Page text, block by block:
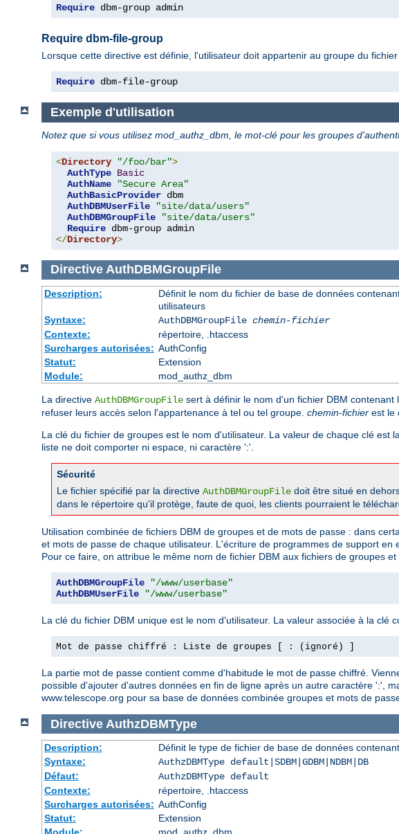
Require dbm-group admin
Require dbm-file-group
Lorsque cette directive est définie, l'utilisateur doit appartenir au groupe du
Require dbm-file-group
Exemple d'utilisation
Notez que si vous utilisez mod_authz_dbm, le mot-clé pour les groupes
<Directory "/foo/bar">
AuthType Basic
AuthName
"Secure Area"
AuthBasicProvider dbm
AuthDBMUserFile
"site/data/users"
AuthDBMGroupFile
"site/data/users"
Require
</Directory>
Directive AuthDBMGroupFile
Description:
Définit le nom du fichier de base de données
utilisateurs
Syntaxe:
AuthDBMGroupFile chemin-fichier
Contexte:
répertoire, .htaccess
Surcharges autorisées: AuthConfig
Statut:
Extension
Module:
mod_authz_dbm
La directive AuthDBMGroupFile sert à définir le nom d'un fichier DBM
refuser leurs accès selon l'appartenance à tel ou tel groupe. chemin-fichier est le
La clé du fichier de groupes est le nom d'utilisateur. La valeur de chaque clé
liste ne doit comporter ni espace, ni caractère ':'.
Sécurité
Le fichier spécifié par la directive AuthDBMGroupFile doit être situé en
dans le répertoire qu'il protège, faute de quoi, les clients pourraient le
Utilisation combinée de fichiers DBM de groupes et de mots de passe : dans
et mots de passe de chaque utilisateur. L'écriture de programmes de support
Pour ce faire, on attribue le même nom de fichier DBM aux fichiers de groupes
AuthDBMGroupFile
"/www/userbase"
AuthDBMUserFile
"/www/userbase"
La clé du fichier DBM unique est le nom d'utilisateur. La valeur associée à la clé
Mot de passe chiffré : Liste de groupes [ : (ignoré) ]
La partie mot de passe contient comme d'habitude le mot de passe chiffré.
possible d'ajouter d'autres données en fin de ligne après un autre caractère ':',
www.telescope.org pour sa base de données combinée groupes et mots de
Directive AuthzDBMType
Description:
Définit le type de fichier de base de données
Syntaxe:
AuthzDBMType default|SDBM|GDBM|NDBM|DB
Défaut:
AuthzDBMType default
Contexte:
répertoire, .htaccess
Surcharges autorisées: AuthConfig
Statut:
Extension